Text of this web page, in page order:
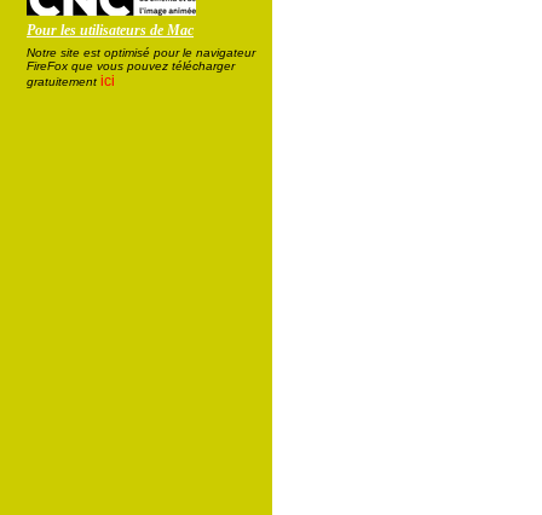
Pour les utilisateurs de Mac
Notre site est optimisé pour le navigateur
FireFox que vous pouvez télécharger
gratuitement ici